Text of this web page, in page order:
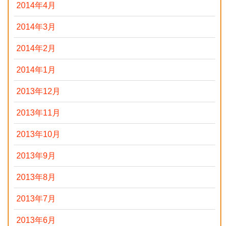
2014年4月
2014年3月
2014年2月
2014年1月
2013年12月
2013年11月
2013年10月
2013年9月
2013年8月
2013年7月
2013年6月